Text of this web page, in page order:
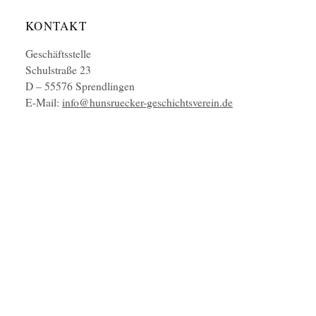
KONTAKT
Geschäftsstelle
Schulstraße 23
D – 55576 Sprendlingen
E-Mail:info@hunsruecker-geschichtsverein.de